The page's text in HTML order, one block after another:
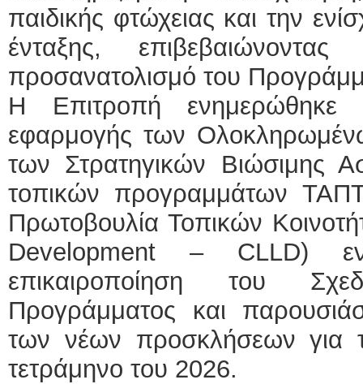
παιδικής φτώχειας και την
ένταξης,
προσανατολισμό του
Η Επιτροπή ενημερώθηκε
εφαρμογής των
των Στρατηγικών Βιώσιμης
τοπικών προγραμμάτων
Πρωτοβουλία Τοπικών
Development – CLLD)
επικαιροποίηση του
Προγράμματος και
των νέων προσκλήσεων για
τετράμηνο του 2026.